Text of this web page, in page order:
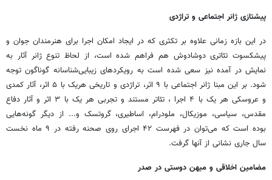
پیشتازی ژانر اجتماعی و تراژدی
در این بازه زمانی علاوه بر تکثری که در ایجاد امکان اجرا برای هنرمندان جوان و
پیشکسوت تئاتری دوشادوش هم فراهم شده است، از لحاظ تنوع ژانر آثار به
نمایش در آمده نیز سعی شده است به رویکردهای زیبایی‌شناسانه گوناگون توجه
شود. بر این مبنا ژانر اجتماعی با ۹ اثر، تراژدی و تاریخی هریک با ۵ اثر، آثار کمدی
و عروسکی هر یک با ۴ اجرا ، تئاتر مستند و تجربی هر یک با ۳ اثر و آثار دفاع
مقدس، سیاسی، موزیکال، ملودرام، اساطیری، گروتسک و... از دیگر گونه‌هایی
بوده است که می‌توان در فهرست ۴۲ اجرای روی صحنه رفته در ۹ ماه نخست
سال جاری نشانی از آنها گرفت.
مضامین اخلاقی و میهن دوستی در صدر